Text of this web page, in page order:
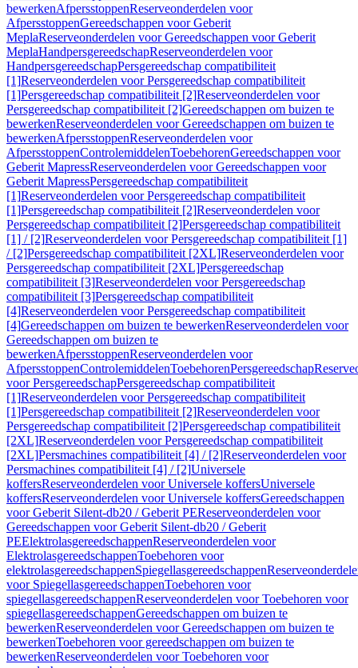
bewerkenAfpersstoppenReserveonderdelen voor
AfpersstoppenGereedschappen voor Geberit
MeplaReserveonderdelen voor Gereedschappen voor Geberit
MeplaHandpersgereedschapReserveonderdelen voor
HandpersgereedschapPersgereedschap compatibiliteit
[1]Reserveonderdelen voor Persgereedschap compatibiliteit
[1]Persgereedschap compatibiliteit [2]Reserveonderdelen voor
Persgereedschap compatibiliteit [2]Gereedschappen om buizen te
bewerkenReserveonderdelen voor Gereedschappen om buizen te
bewerkenAfpersstoppenReserveonderdelen voor
AfpersstoppenControlemiddelenToebehorenGereedschappen voor
Geberit MapressReserveonderdelen voor Gereedschappen voor
Geberit MapressPersgereedschap compatibiliteit
[1]Reserveonderdelen voor Persgereedschap compatibiliteit
[1]Persgereedschap compatibiliteit [2]Reserveonderdelen voor
Persgereedschap compatibiliteit [2]Persgereedschap compatibiliteit
[1] / [2]Reserveonderdelen voor Persgereedschap compatibiliteit [1]
/ [2]Persgereedschap compatibiliteit [2XL]Reserveonderdelen voor
Persgereedschap compatibiliteit [2XL]Persgereedschap
compatibiliteit [3]Reserveonderdelen voor Persgereedschap
compatibiliteit [3]Persgereedschap compatibiliteit
[4]Reserveonderdelen voor Persgereedschap compatibiliteit
[4]Gereedschappen om buizen te bewerkenReserveonderdelen voor
Gereedschappen om buizen te
bewerkenAfpersstoppenReserveonderdelen voor
AfpersstoppenControlemiddelenToebehorenPersgereedschap
voor PersgereedschapPersgereedschap compatibiliteit
[1]Reserveonderdelen voor Persgereedschap compatibiliteit
[1]Persgereedschap compatibiliteit [2]Reserveonderdelen voor
Persgereedschap compatibiliteit [2]Persgereedschap compatibiliteit
[2XL]Reserveonderdelen voor Persgereedschap compatibiliteit
[2XL]Persmachines compatibiliteit [4] / [2]Reserveonderdelen voor
Persmachines compatibiliteit [4] / [2]Universele
koffersReserveonderdelen voor Universele koffersUniversele
koffersReserveonderdelen voor Universele koffersGereedschappen
voor Geberit Silent-db20 / Geberit PEReserveonderdelen voor
Gereedschappen voor Geberit Silent-db20 / Geberit
PEElektrolasgereedschappenReserveonderdelen voor
ElektrolasgereedschappenToebehoren voor
elektrolasgereedschappenSpiegellasgereedschappen
voor SpiegellasgereedschappenToebehoren voor
spiegellasgereedschappenReserveonderdelen voor Toebehoren voor
spiegellasgereedschappenGereedschappen om buizen te
bewerkenReserveonderdelen voor Gereedschappen om buizen te
bewerkenToebehoren voor gereedschappen om buizen te
bewerkenReserveonderdelen voor Toebehoren voor